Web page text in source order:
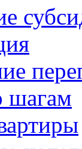
шагам